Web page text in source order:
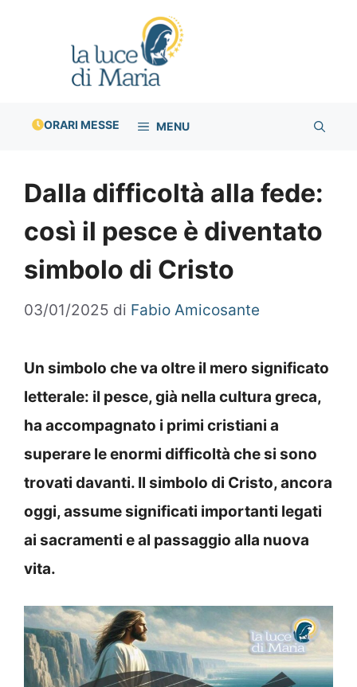
ORARI MESSE MENU
Dalla difficoltà alla fede:
così il pesce è diventato
simbolo di Cristo
03/01/2025 di Fabio Amicosante
Un simbolo che va oltre il mero significato
letterale: il pesce, già nella cultura greca,
ha accompagnato i primi cristiani a
superare le enormi difficoltà che si sono
trovati davanti. Il simbolo di Cristo, ancora
oggi, assume significati importanti legati
ai sacramenti e al passaggio alla nuova
vita.